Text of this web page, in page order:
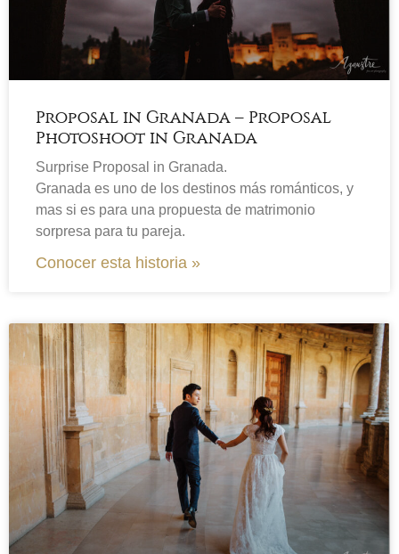
Proposal in Granada – Proposal
Photoshoot in Granada
Surprise Proposal in Granada.
Granada es uno de los destinos más románticos, y
mas si es para una propuesta de matrimonio
sorpresa para tu pareja.
Conocer esta historia »